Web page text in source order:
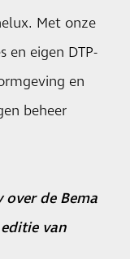
Met onze
en eigen DTP-
en
beheer
de Bema
van